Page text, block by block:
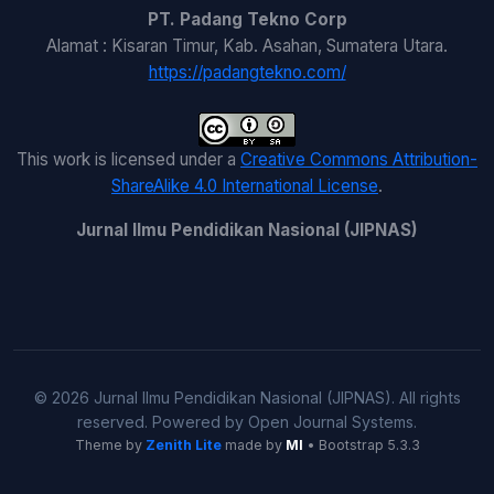
PT. Padang Tekno Corp
Alamat : Kisaran Timur, Kab. Asahan, Sumatera Utara.
https://padangtekno.com/
This work is licensed under a Creative Commons Attribution-
ShareAlike 4.0 International License.
Jurnal Ilmu Pendidikan Nasional (JIPNAS)
© 2026 Jurnal Ilmu Pendidikan Nasional (JIPNAS). All rights
reserved. Powered by Open Journal Systems.
Theme by Zenith Litemade by MI • Bootstrap 5.3.3